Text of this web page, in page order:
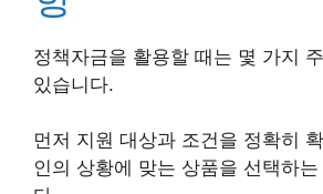
정책자금을 활용할 때는 몇 가지
있습니다.
먼저 지원 대상과 조건을 정확히
인의 상황에 맞는 상품을 선택하